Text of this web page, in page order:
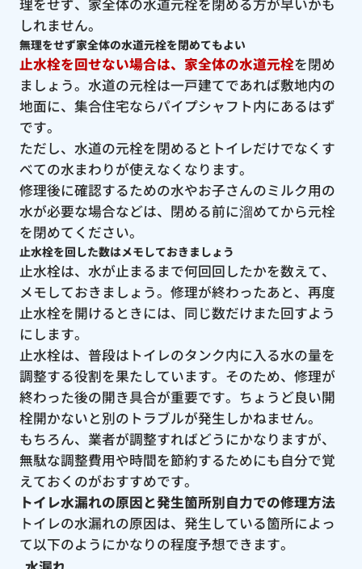
しれません。
無理をせず家全体の水道元栓を閉めてもよい
止水栓を回せない場合は、家全体の水道元栓を閉め
ましょう。水道の元栓は一戸建てであれば敷地内の
地面に、集合住宅ならパイプシャフト内にあるはず
です。
ただし、水道の元栓を閉めるとトイレだけでなくす
べての水まわりが使えなくなります。
修理後に確認するための水やお子さんのミルク用の
水が必要な場合などは、閉める前に溜めてから元栓
を閉めてください。
止水栓を回した数はメモしておきましょう
止水栓は、水が止まるまで何回回したかを数えて、
メモしておきましょう。修理が終わったあと、再度
止水栓を開けるときには、同じ数だけまた回すよう
にします。
止水栓は、普段はトイレのタンク内に入る水の量を
調整する役割を果たしています。そのため、修理が
終わった後の開き具合が重要です。ちょうど良い開
栓開かないと別のトラブルが発生しかねません。
もちろん、業者が調整すればどうにかなりますが、
無駄な調整費用や時間を節約するためにも自分で覚
えておくのがおすすめです。
トイレ水漏れの原因と発生箇所別自力での修理方法
トイレの水漏れの原因は、発生している箇所によっ
て以下のようにかなりの程度予想できます。